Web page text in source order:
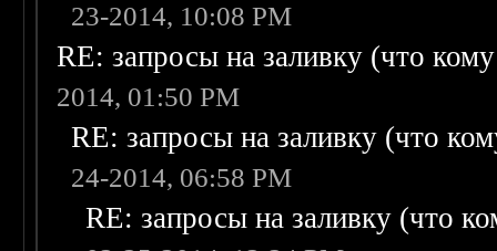
23-2014, 10:08 PM
RE: запросы на заливку (что
2014, 01:50 PM
RE: запросы на заливку (что
24-2014, 06:58 PM
RE: запросы на заливку (что